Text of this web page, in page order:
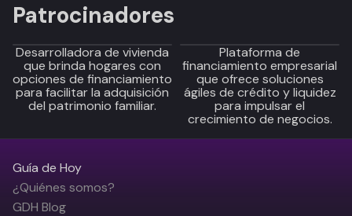
Patrocinadores
Desarrolladora de vivienda
que brinda hogares con
opciones de financiamiento
para facilitar la adquisición
del patrimonio familiar.
Plataforma de
financiamiento empresarial
que ofrece soluciones
ágiles de crédito y liquidez
para impulsar el
crecimiento de negocios.
Guía de Hoy
¿Quiénes somos?
GDH Blog